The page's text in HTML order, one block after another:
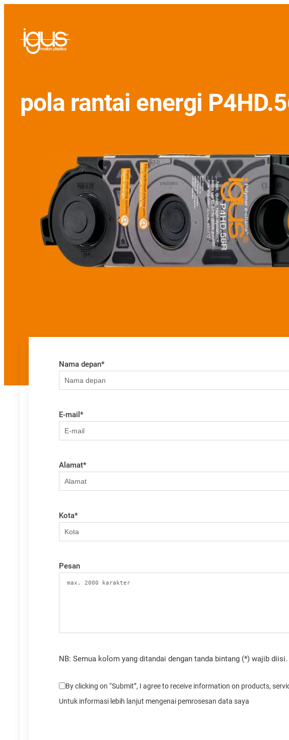
pola rantai energi
Nama depan*
E-mail *
Alamat*
Kota*
Pesan
NB: Semua kolom yang ditandai dengan tanda bintang (*) wajib diisi.
By clicking on “Submit”, I agree to receive information on products,
Untuk informasi lebih lanjut mengenai pemrosesan data saya